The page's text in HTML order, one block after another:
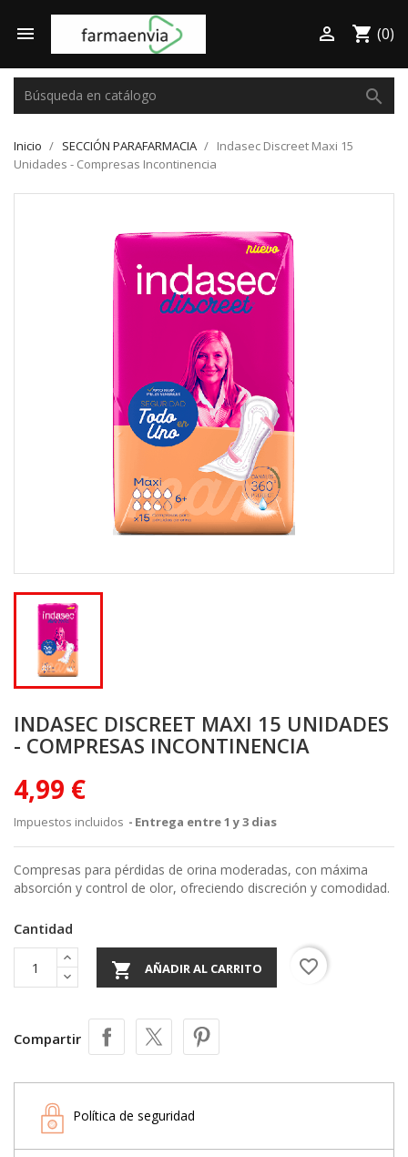
 shopping_cart (0)

search
Inicio SECCIÓN PARAFARMACIA
Indasec Discreet Maxi 15
Unidades - Compresas Incontinencia
INDASEC DISCREET MAXI 15 UNIDADES
- COMPRESAS INCONTINENCIA
4,99 €
Impuestos incluidos Entrega entre 1 y 3 dias
Compresas para pérdidas de orina moderadas, con máxima
absorción y control de olor, ofreciendo discreción y comodidad.
Cantidad
 AÑADIR AL CARRITO favorite_border
Compartir
Política de seguridad